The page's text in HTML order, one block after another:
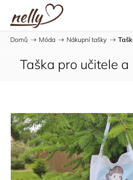
Domů / Móda / Nákupní tašky /
Taška pro učitele